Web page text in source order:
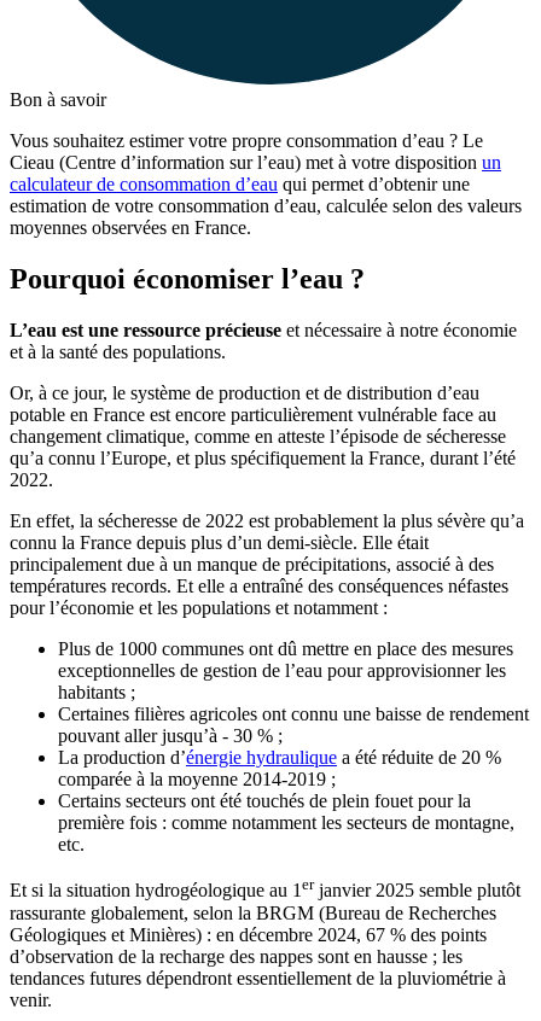
Bon à savoir
Vous souhaitez estimer votre propre consommation d’eau ? Le
Cieau (Centre d’information sur l’eau) met à votre disposition un
calculateur de consommation d’eau qui permet d’obtenir une
estimation de votre consommation d’eau, calculée selon des valeurs
moyennes observées en France.
Pourquoi économiser l’eau ?
L’eau est une ressource précieuse et nécessaire à notre économie
et à la santé des populations.
Or, à ce jour, le système de production et de distribution d’eau
potable en France est encore particulièrement vulnérable face au
changement climatique, comme en atteste l’épisode de sécheresse
qu’a connu l’Europe, et plus spécifiquement la France, durant l’été
2022.
En effet, la sécheresse de 2022 est probablement la plus sévère qu’a
connu la France depuis plus d’un demi-siècle. Elle était
principalement due à un manque de précipitations, associé à des
températures records. Et elle a entraîné des conséquences néfastes
pour l’économie et les populations et notamment :
Plus de 1000 communes ont dû mettre en place des mesures
exceptionnelles de gestion de l’eau pour approvisionner les
habitants ;
Certaines filières agricoles ont connu une baisse de rendement
pouvant aller jusqu’à - 30 % ;
La production d’énergie hydraulique a été réduite de 20 %
comparée à la moyenne 2014-2019 ;
Certains secteurs ont été touchés de plein fouet pour la
première fois : comme notamment les secteurs de montagne,
etc.
Et si la situation hydrogéologique au 1erjanvier 2025 semble plutôt
rassurante globalement, selon la BRGM (Bureau de Recherches
Géologiques et Minières) : en décembre 2024, 67 % des points
d’observation de la recharge des nappes sont en hausse ; les
tendances futures dépendront essentiellement de la pluviométrie à
venir.